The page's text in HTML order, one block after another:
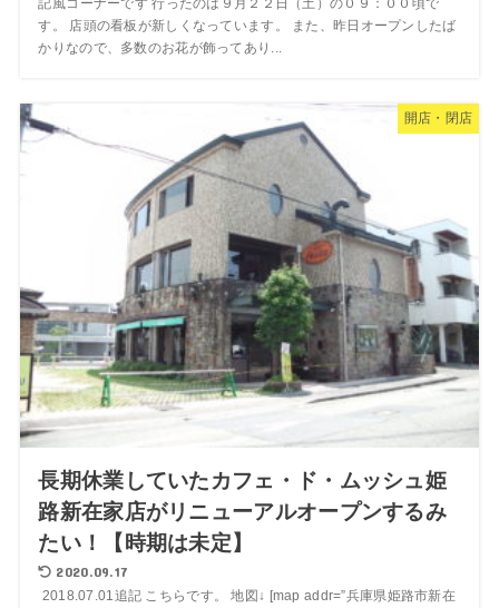
記風コーナーです 行ったのは９月２２日（土）の０９：００頃で
す。 店頭の看板が新しくなっています。 また、昨日オープンしたば
かりなので、多数のお花が飾ってあり...
開店・閉店
長期休業していたカフェ・ド・ムッシュ姫
路新在家店がリニューアルオープンするみ
たい！【時期は未定】
2020.09.17
2018.07.01追記 こちらです。 地図↓ [map addr=”兵庫県姫路市新在